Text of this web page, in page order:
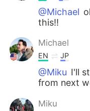
@Michael
this!!
Michael
EN JP
@Miku I'll
from next
Miku